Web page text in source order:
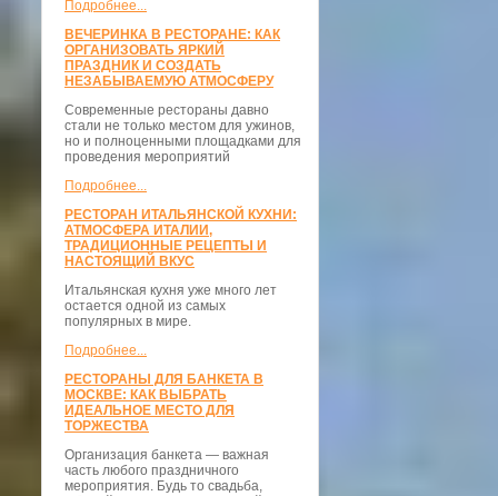
Подробнее...
ВЕЧЕРИНКА В РЕСТОРАНЕ: КАК
ОРГАНИЗОВАТЬ ЯРКИЙ
ПРАЗДНИК И СОЗДАТЬ
НЕЗАБЫВАЕМУЮ АТМОСФЕРУ
Современные рестораны давно
стали не только местом для ужинов,
но и полноценными площадками для
проведения мероприятий
Подробнее...
РЕСТОРАН ИТАЛЬЯНСКОЙ КУХНИ:
АТМОСФЕРА ИТАЛИИ,
ТРАДИЦИОННЫЕ РЕЦЕПТЫ И
НАСТОЯЩИЙ ВКУС
Итальянская кухня уже много лет
остается одной из самых
популярных в мире.
Подробнее...
РЕСТОРАНЫ ДЛЯ БАНКЕТА В
МОСКВЕ: КАК ВЫБРАТЬ
ИДЕАЛЬНОЕ МЕСТО ДЛЯ
ТОРЖЕСТВА
Организация банкета — важная
часть любого праздничного
мероприятия. Будь то свадьба,